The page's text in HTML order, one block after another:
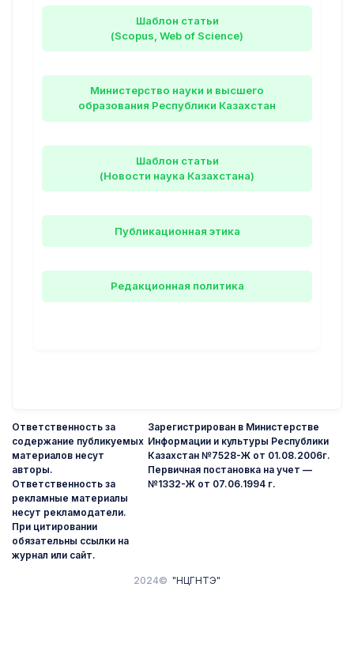
Шаблон статьи
(Scopus, Web of Science)
Министерство науки и высшего
образования Республики Казахстан
Шаблон статьи
(Новости наука Казахстана)
Публикационная этика
Редакционная политика
2024© "НЦГНТЭ"
Ответственность за
содержание публикуемых
материалов несут
авторы.
Ответственность за
рекламные материалы
несут рекламодатели.
При цитировании
обязательны ссылки на
журнал или сайт.
Зарегистрирован в Министерстве
Информации и культуры Республики
Казахстан №7528-Ж от 01.08.2006г.
Первичная постановка на учет —
№1332-Ж от 07.06.1994 г.